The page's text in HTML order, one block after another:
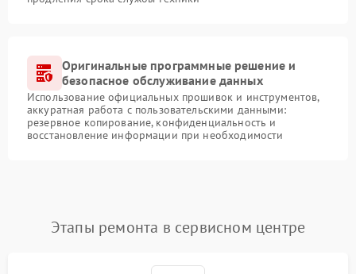
Оригинальные программные решение и
безопасное обслуживание данных
Использование официальных прошивок и инструментов,
аккуратная работа с пользовательскими данными:
резервное копирование, конфиденциальность и
восстановление информации при необходимости
Этапы ремонта в сервисном центре